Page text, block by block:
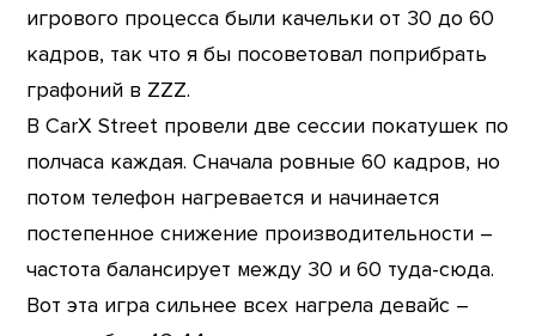
игрового процесса были качельки от 30 до 60
кадров, так что я бы посоветовал поприбрать
графоний в ZZZ.
В CarX Street провели две сессии покатушек по
полчаса каждая. Сначала ровные 60 кадров, но
потом телефон нагревается и начинается
постепенное снижение производительности –
частота балансирует между 30 и 60 туда-сюда.
Вот эта игра сильнее всех нагрела девайс –